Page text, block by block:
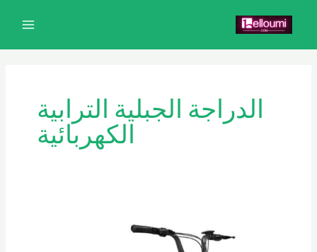
الدراجة الجبلية الترابية
الكهربائية